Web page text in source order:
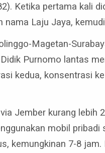
Ketika pertama kali
nama Laju Jaya,
Magetan-
Didik Purnomo lantas
kedua, konsentrasi
Jember kurang lebih
mobil
kemungkinan 7-8 jam.